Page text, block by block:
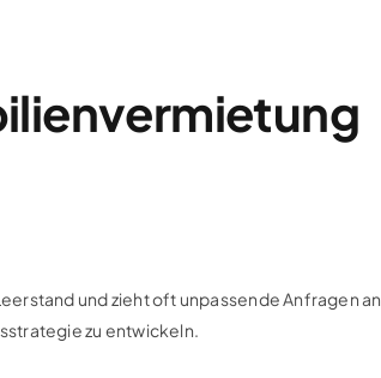
und zieht oft unpassende Anfragen
zu entwickeln.